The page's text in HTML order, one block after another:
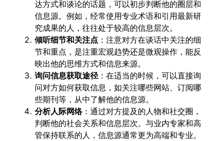
达方式和谈论的话题，可以初步判断他的圈层和
信息源。例如，经常使用专业术语和引用最新研
究成果的人，往往处于较高的信息层次。
倾听细节和关注点 ：注意对方在谈话中关注的细
节和重点，是注重宏观趋势还是微观操作，能反
映出他的思维方式和信息来源。
询问信息获取途径：在适当的时候，可以直接询
问对方如何获取信息，如关注哪些网站、订阅哪
些期刊等，从中了解他的信息源。
分析人际网络：通过对方提及的人物和社交圈，
判断他的社会关系和信息层次。与业内专家和高
管保持联系的人，信息源通常更为高端和专业。